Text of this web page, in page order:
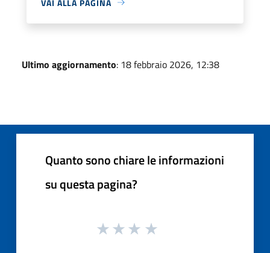
Ultimo aggiornamento: 18 febbraio 2026, 12:38
Quanto sono chiare le informazioni
su questa pagina?